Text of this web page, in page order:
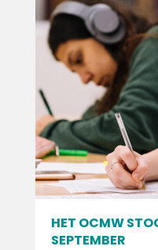
HET OCMW
SEPTEMBER